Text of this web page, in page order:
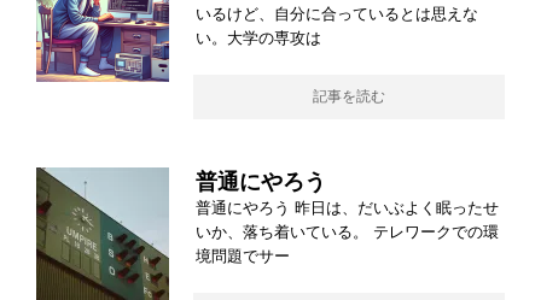
いるけど、自分に合っているとは思えな
い。大学の専攻は
記事を読む
普通にやろう
普通にやろう 昨日は、だいぶよく眠ったせ
いか、落ち着いている。 テレワークでの環
境問題でサー